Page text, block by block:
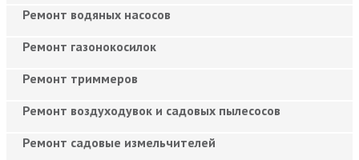
Ремонт водяных насосов
Ремонт газонокосилок
Ремонт триммеров
Ремонт воздуходувок и садовых пылесосов
Ремонт садовые измельчителей